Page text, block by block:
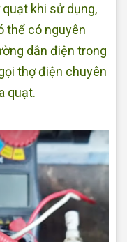
khi sử dụng,
thể có nguyên
dẫn điện trong
thợ điện chuyên
quạt.